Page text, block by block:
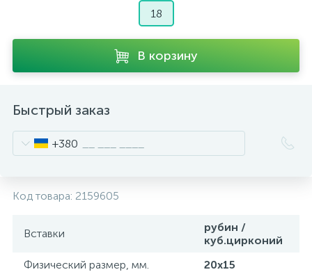
18
В корзину
Быстрый заказ
+380
Код товара: 2159605
Вставки
рубин /
куб.цирконий
Физический размер, мм.
20х15